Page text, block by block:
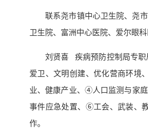
联系尧市镇中心卫生院、尧
卫生院、富洲中心医院、爱尔眼
刘贤喜 疾病预防控制局专
爱卫、文明创建、优化营商环
业、健康产业、④人口监测与家
事件应急处置、⑥工会、武装、
作。